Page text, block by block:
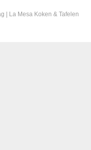
| La Mesa Koken & Tafelen